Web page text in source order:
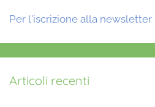
Per l'iscrizione alla newsletter
Articoli recenti